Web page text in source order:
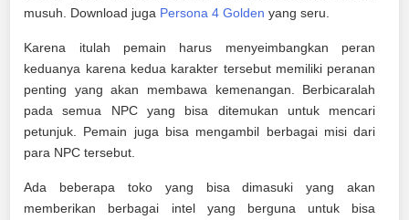
musuh. Download juga Persona 4 Golden yang seru.
Karena itulah pemain harus menyeimbangkan peran
keduanya karena kedua karakter tersebut memiliki peranan
penting yang akan membawa kemenangan. Berbicaralah
pada semua NPC yang bisa ditemukan untuk mencari
petunjuk. Pemain juga bisa mengambil berbagai misi dari
para NPC tersebut.
Ada beberapa toko yang bisa dimasuki yang akan
memberikan berbagai intel yang berguna untuk bisa